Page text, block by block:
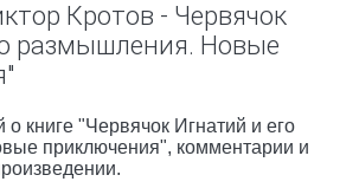
Кротов - Червячок
размышления. Новые
книге "Червячок Игнатий и его
приключения", комментарии и